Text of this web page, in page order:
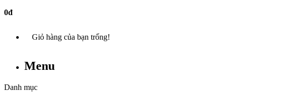
0đ
Giỏ hàng của bạn trống!
Menu
Danh mục